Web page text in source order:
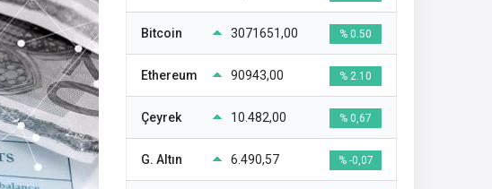
Bitcoin 3071651,00 % 0.50
Ethereum 90943,00 % 2.10
Çeyrek 10.482,00 % 0,67
G. Altın 6.490,57 % -0,07